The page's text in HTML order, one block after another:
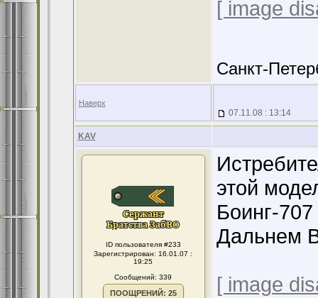
[ image
Санкт-
Наверх
07.11.08 : 13:14
KAV
ID пользователя #233
Зарегистрирован: 16.01.07 :
19:25
Сообщений: 339
ПООЩРЕНИЙ: 25
этой
Боинг-
Дальнем
[ image